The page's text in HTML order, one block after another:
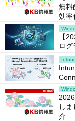
無料
効率
【
ログ
し
介